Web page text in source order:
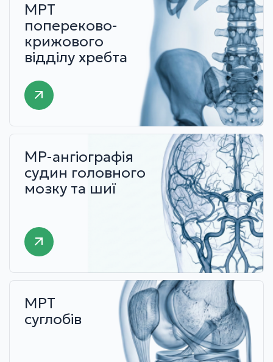
МРТ
попереково-
крижового
відділу хребта
МР-ангіографія
судин головного
мозку та шиї
МРТ
суглобів